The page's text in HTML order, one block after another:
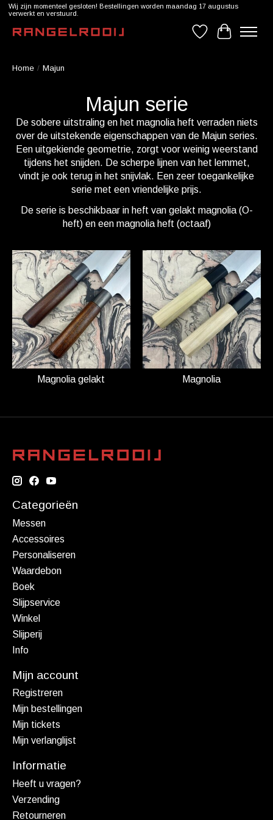
Wij zijn momenteel gesloten! Bestellingen worden maandag 17 augustus
verwerkt en verstuurd.
Verlanglijst
Home / Majun
Majun serie
De sobere uitstraling en het magnolia heft verraden niets
over de uitstekende eigenschappen van de Majun series.
Een uitgekiende geometrie, zorgt voor weinig weerstand
tijdens het snijden. De scherpe lijnen van het lemmet,
vindt je ook terug in het snijvlak. Een zeer toegankelijke
serie met een vriendelijke prijs.
De serie is beschikbaar in heft van gelakt magnolia (O-
heft) en een magnolia heft (octaaf)
Magnolia gelakt Magnolia
Categorieën
Messen
Accessoires
Personaliseren
Waardebon
Boek
Slijpservice
Winkel
Slijperij
Info
Mijn account
Registreren
Mijn bestellingen
Mijn tickets
Mijn verlanglijst
Informatie
Heeft u vragen?
Verzending
Retourneren